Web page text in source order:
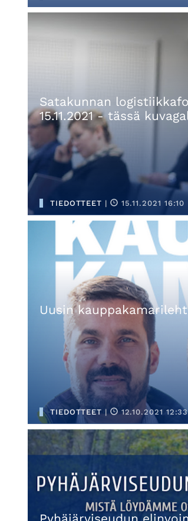
Satakunnan
15.11.2021 - tässä
TIEDOTTEET | 15.11.2021 16:10
Uusin
TIEDOTTEET | 12.10.2021 12:33